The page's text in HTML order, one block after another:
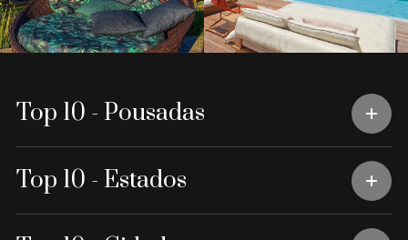
Top 10 - Pousadas
Top 10 - Estados